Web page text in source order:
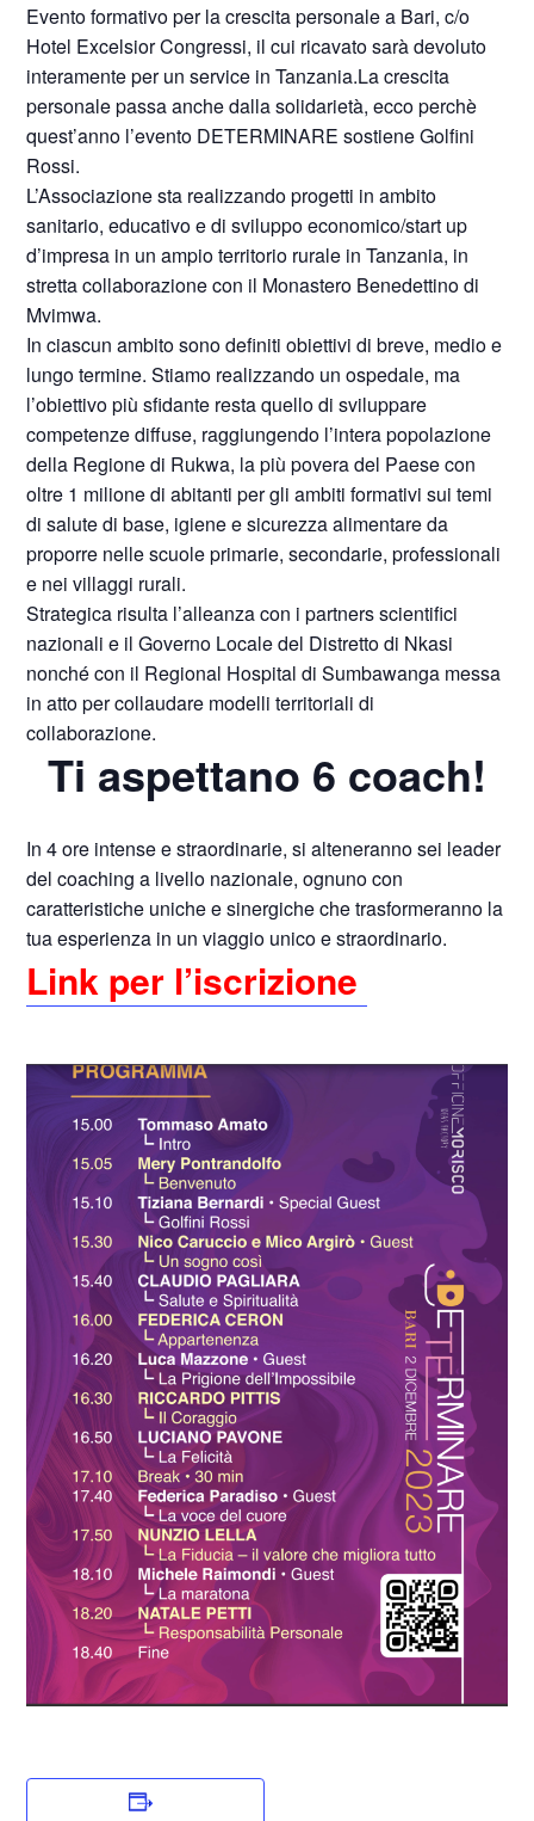
Evento formativo per la crescita personale a Bari, c/o
Hotel Excelsior Congressi, il cui ricavato sarà devoluto
interamente per un service in Tanzania.La crescita
personale passa anche dalla solidarietà, ecco perchè
quest’anno l’evento DETERMINARE sostiene Golfini
Rossi.
L’Associazione sta realizzando progetti in ambito
sanitario, educativo e di sviluppo economico/start up
d’impresa in un ampio territorio rurale in Tanzania, in
stretta collaborazione con il Monastero Benedettino di
Mvimwa.
​In ciascun ambito sono definiti obiettivi di breve, medio e
lungo termine. Stiamo realizzando un ospedale, ma
l’obiettivo più sfidante resta quello di sviluppare
competenze diffuse, raggiungendo l’intera popolazione
della Regione di Rukwa, la più povera del Paese con
oltre 1 milione di abitanti per gli ambiti formativi sui temi
di salute di base, igiene e sicurezza alimentare da
proporre nelle scuole primarie, secondarie, professionali
e nei villaggi rurali.
​Strategica risulta l’alleanza con i partners scientifici
nazionali e il Governo Locale del Distretto di Nkasi
nonché con il Regional Hospital di Sumbawanga messa
in atto per collaudare modelli territoriali di
collaborazione.
Ti aspettano 6 coach!
In 4 ore intense e straordinarie, si alteneranno sei leader
del coaching a livello nazionale, ognuno con
caratteristiche uniche e sinergiche che trasformeranno la
tua esperienza in un viaggio unico e straordinario.
Link per l’iscrizione